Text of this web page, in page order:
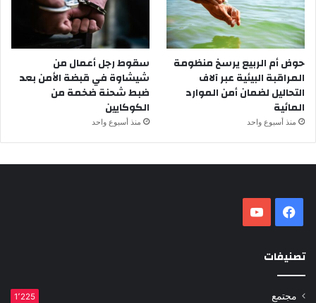
حوض أم الربيع يرسخ منظومة
المراقبة البيئية عبر آلاف
التحاليل لضمان أمن الموارد
المائية
منذ أسبوع واحد
سقوط رجل أعمال من
شيشاوة في قبضة الأمن بعد
ضبط شحنة ضخمة من
الكوكايين
منذ أسبوع واحد
فيسبوك
تصنيفات
مجتمع 1٬225